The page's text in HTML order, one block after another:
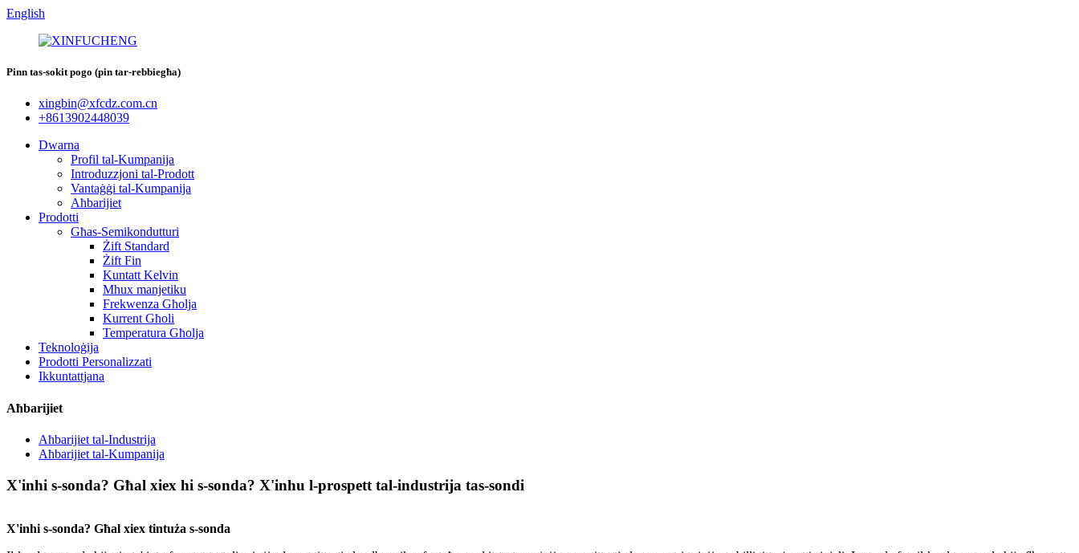
English
Pinn tas-sokit pogo (pin tar-rebbiegħa)
xingbin@xfcdz.com.cn
+8613902448039
Dwarna
Profil tal-Kumpanija
Introduzzjoni tal-Prodott
Vantaġġi tal-Kumpanija
Aħbarijiet
Prodotti
Għas-Semikondutturi
Żift Standard
Żift Fin
Kuntatt Kelvin
Mhux manjetiku
Frekwenza Għolja
Kurrent Għoli
Temperatura Għolja
Teknoloġija
Prodotti Personalizzati
Ikkuntattjana
Aħbarijiet
Aħbarijiet tal-Industrija
Aħbarijiet tal-Kumpanija
X'inhi s-sonda? Għal xiex hi s-sonda? X'inhu l-prospett tal-industrija tas-sondi
X'inhi s-sonda? Għal xiex tintuża s-sonda